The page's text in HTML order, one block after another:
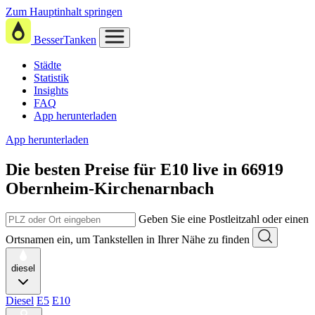
Zum Hauptinhalt springen
BesserTanken
Städte
Statistik
Insights
FAQ
App herunterladen
App herunterladen
Die besten Preise für E10 live in 66919
Obernheim-Kirchenarnbach
Geben Sie eine Postleitzahl oder einen
Ortsnamen ein, um Tankstellen in Ihrer Nähe zu finden
diesel
Diesel E5 E10